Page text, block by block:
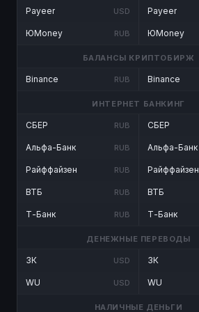
Payeer USD
ЮMoney RUB
Payeer
ЮMoney
БАЛАНСЫ КРИПТОБИРЖ
Binance RUB Binance
ИНТЕРНЕТ БАНКИНГ
СБЕР RUB
Альфа-Банк RUB
Райффайзен RUB
ВТБ RUB
Т-Банк RUB
СБЕР
Альфа-Банк
Райффайзен
ВТБ
Т-Банк
ДЕНЕЖНЫЕ ПЕРЕВОДЫ
ЗК USD
WU USD
ЗК
WU
НАЛИЧНЫЕ ДЕНЬГИ